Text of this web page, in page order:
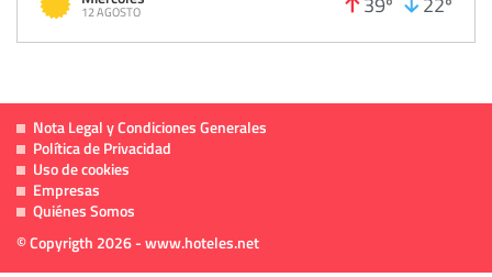
12 AGOSTO
Nota Legal y Condiciones Generales
Política de Privacidad
Uso de cookies
Empresas
Quiénes Somos
© Copyrigth 2026 - www.hoteles.net